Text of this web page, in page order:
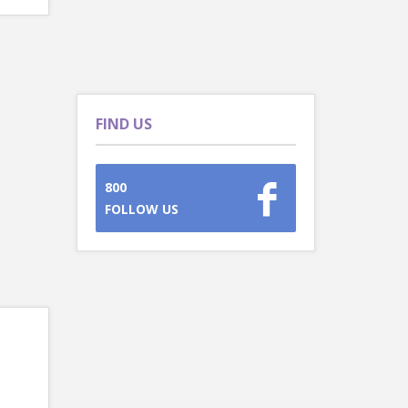
FIND US
800
FOLLOW US